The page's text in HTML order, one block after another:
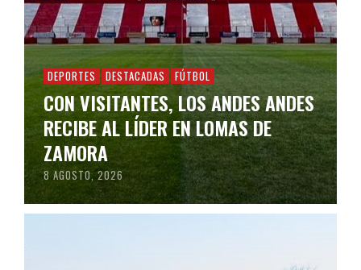
DEPORTES DESTACADAS FÚTBOL
CON VISITANTES, LOS ANDES ANDES
RECIBE AL LÍDER EN LOMAS DE
ZAMORA
8 AGOSTO, 2026